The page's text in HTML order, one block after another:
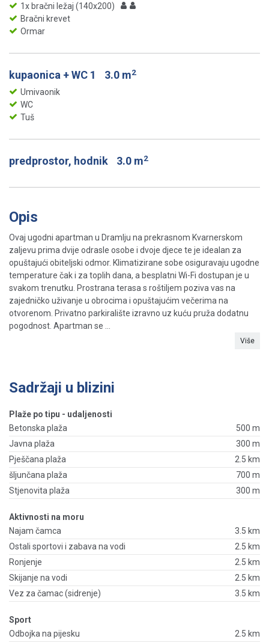
1x bračni ležaj (140x200)
Bračni krevet
Ormar
kupaonica + WC 1 3.0 m2
Umivaonik
WC
Tuš
predprostor, hodnik 3.0 m2
Opis
Ovaj ugodni apartman u Dramlju na prekrasnom Kvarnerskom
zaljevu prima dvije odrasle osobe i dvoje djece te je idealan za
opuštajući obiteljski odmor. Klimatizirane sobe osiguravaju ugodne
temperature čak i za toplih dana, a besplatni Wi-Fi dostupan je u
svakom trenutku. Prostrana terasa s roštiljem poziva vas na
zajedničko uživanje u obrocima i opuštajućim večerima na
otvorenom. Privatno parkiralište izravno uz kuću pruža dodatnu
pogodnost. Apartman se ...
Više
Sadržaji u blizini
Plaže po tipu - udaljenosti
Betonska plaža
500 m
Javna plaža
300 m
Pješčana plaža
2.5 km
šljunčana plaža
700 m
Stjenovita plaža
300 m
Aktivnosti na moru
Najam čamca
3.5 km
Ostali sportovi i zabava na vodi
2.5 km
Ronjenje
2.5 km
Skijanje na vodi
2.5 km
Vez za čamac (sidrenje)
3.5 km
Sport
Odbojka na pijesku
2.5 km